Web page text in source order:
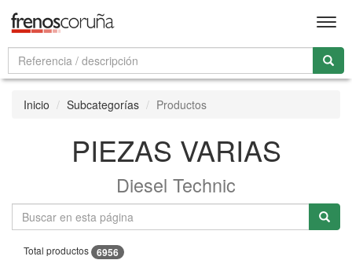
Inicio Subcategorías Productos
PIEZAS VARIAS
Diesel Technic
Total productos 6956